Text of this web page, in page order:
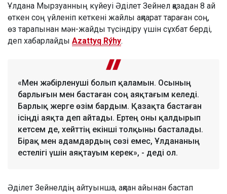
Ұлдана Мырзуанның күйеуі Әділет Зейнел қазадан 8 ай
өткен соң үйленіп кеткені жайлы ақпарат тараған соң,
өз тарапынан мән-жайды түсіндіру үшін сұхбат берді,
деп хабарлайды Azattyq Rýhy.
«Мен жәбірленуші болып қаламын. Осының
барлығын мен бастаған соң аяқтағым келеді.
Барлық жерге өзім бардым. Қазақта бастаған
ісіңді аяқта деп айтады. Ертең оны қалдырып
кетсем де, хейттің екінші толқыны басталады.
Бірақ мен адамдардың сөзі емес, Ұлдананың
естелігі үшін аяқтауым керек», - деді ол.
Әділет Зейнелдің айтуынша, ақпан айынан бастап